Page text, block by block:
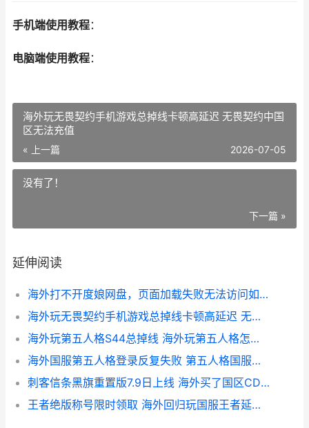
手机端使用教程：
电脑端使用教程：
海外玩无畏契约手机游戏总掉线卡顿高延迟 无畏契约中国
区无法充值
« 上一篇 2026-07-05
没有了！
下一篇 »
延伸阅读
海外打不开度娘网盘，页面加载失败无法访问如何办 国外不能用百度
海外玩无畏契约手机游戏总掉线卡顿高延迟 无畏契约中国区无法充值
海外玩第五人格S44总掉线 海外玩第五人格怎么玩
海外国服第五人格登录反复失败 第五人格国服有国外玩家吗
刺客信条黑旗重置版7.9日上线 海外买了国区CDK但是无法兑换如何化解 刺客信条黑旗重置解锁时间
王者绝版称号限时领取 海外回归玩国服王者延迟高登录不上如何办 王者稀有称号